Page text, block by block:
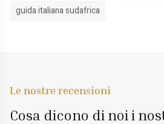
guida italiana sudafrica
Le nostre recensioni
Cosa dicono di noi i